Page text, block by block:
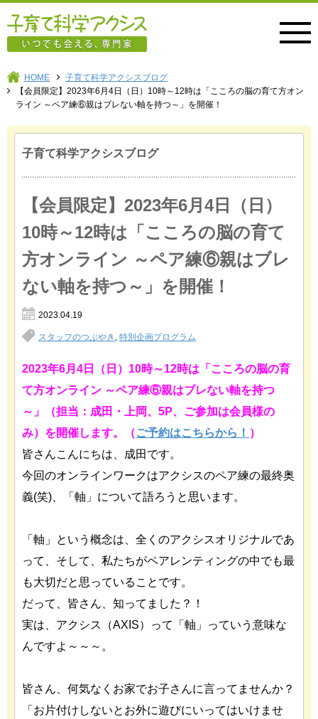
HOME
子育て科学アクシスブログ
【会員限定】2023年6月4日（日）10時～12時は「こころの脳の育て方オン
ライン ～ペア練⑥親はブレない軸を持つ～」を開催！
子育て科学アクシスブログ
【会員限定】2023年6月4日（日）
10時～12時は「こころの脳の育て
方オンライン ～ペア練⑥親はブレ
ない軸を持つ～」を開催！
2023.04.19
スタッフのつぶやき , 特別企画プログラム
2023年6月4日（日）10時～12時は「こころの脳の育
て方オンライン ～ペア練⑥親はブレない軸を持つ
～」（担当：成田・上岡、5P、ご参加は会員様の
み）を開催します。（ご予約はこちらから！ ）
皆さんこんにちは、成田です。
今回のオンラインワークはアクシスのペア練の最終奥
義(笑)、「軸」について語ろうと思います。
「軸」という概念は、全くのアクシスオリジナルであ
って、そして、私たちがペアレンティングの中でも最
も大切だと思っていることです。
だって、皆さん、知ってました？！
実は、アクシス（AXIS）って「軸」っていう意味な
んですよ～～～。
皆さん、何気なくお家でお子さんに言ってませんか？
「お片付けしないとお外に遊びにいってはいけませ